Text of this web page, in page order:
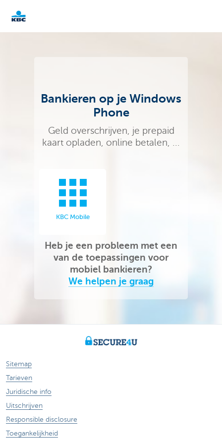
KBC
Bankieren op je Windows
Phone
Geld overschrijven, je prepaid
kaart opladen, online betalen, ...
KBC Mobile
Heb je een probleem met een
van de toepassingen voor
mobiel bankieren?
We helpen je graag
Sitemap
Tarieven
Juridische info
Uitschrijven
Responsible disclosure
Toegankelijkheid